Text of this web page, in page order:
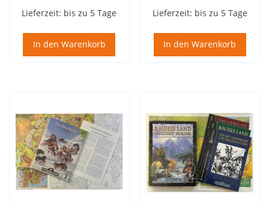
Lieferzeit: bis zu 5 Tage
In den Warenkorb
Lieferzeit: bis zu 5 Tage
In den Warenkorb